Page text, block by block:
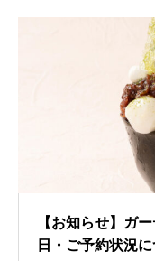
【お知らせ】ガ
日・ご予約状況